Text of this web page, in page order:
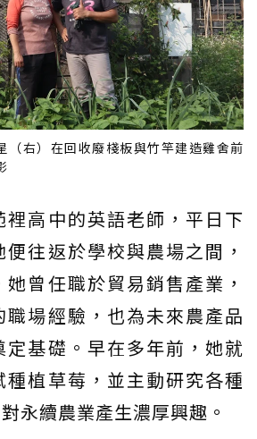
（右）在回收廢棧板與竹竿建造雞舍前
高中的英語老師，平日下
往返於學校與農場之間，
曾任職於貿易銷售產業，
職場經驗，也為未來農產品
定基礎。早在多年前，她就
種植草莓，並主動研究各種
永續農業產生濃厚興趣。